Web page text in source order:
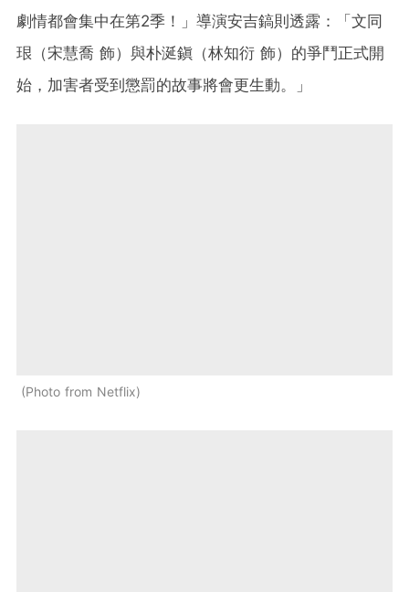
劇情都會集中在第2季！」導演安吉鎬則透露：「文同
珢（宋慧喬 飾）與朴涎鎭（林知衍 飾）的爭鬥正式開
始，加害者受到懲罰的故事將會更生動。」
Photo from Netflix